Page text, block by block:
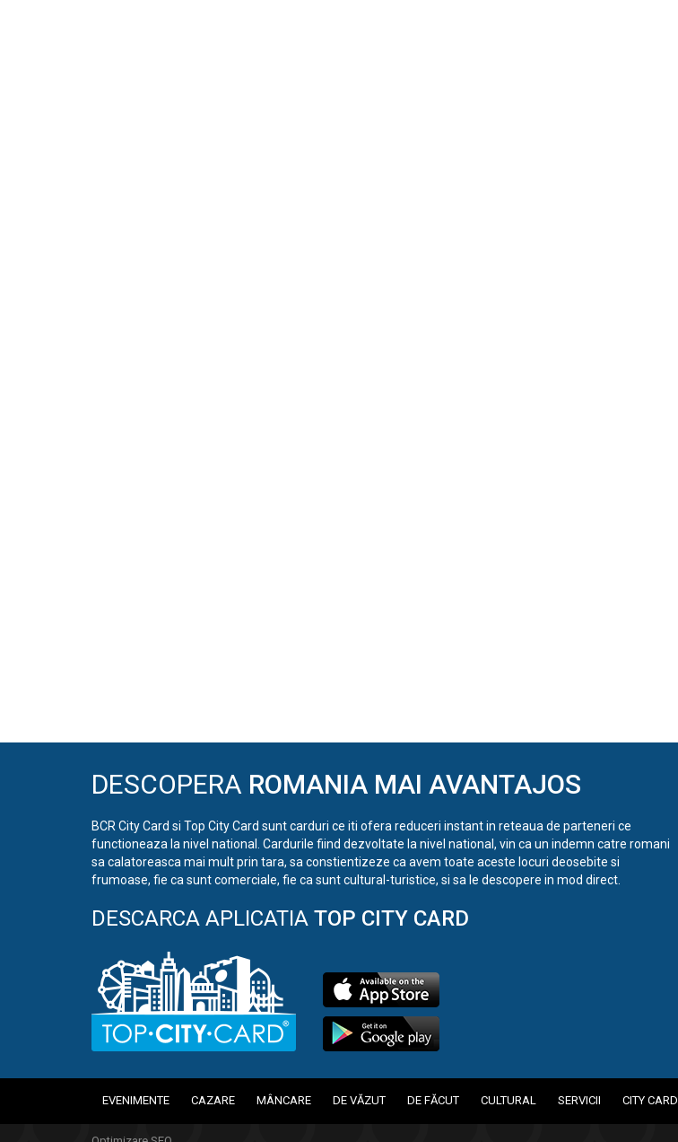
DESCOPERA ROMANIA MAI AVANTAJOS
BCR City Card si Top City Card sunt carduri ce iti ofera reduceri instant in reteaua de parteneri ce
functioneaza la nivel national. Cardurile fiind dezvoltate la nivel national, vin ca un indemn catre romani
sa calatoreasca mai mult prin tara, sa constientizeze ca avem toate aceste locuri deosebite si
frumoase, fie ca sunt comerciale, fie ca sunt cultural-turistice, si sa le descopere in mod direct.
DESCARCA APLICATIA TOP CITY CARD
EVENIMENTE CAZARE MÂNCARE DE VĂZUT DE FĂCUT CULTURAL SERVICII CITY CARD